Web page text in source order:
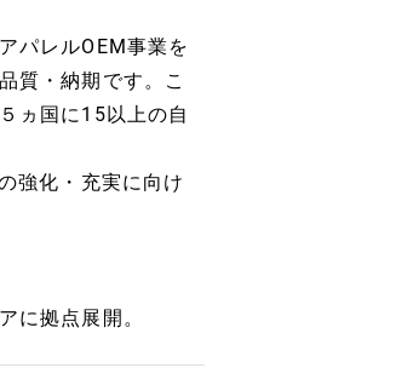
パレルOEM事業を
質・納期です。こ
ヵ国に15以上の自
強化・充実に向け
に拠点展開。